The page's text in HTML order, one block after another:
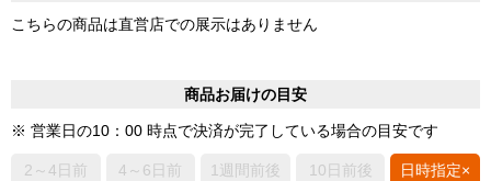
こちらの商品は直営店での展示はありません
商品お届けの目安
※ 営業日の10：00 時点で決済が完了している場合の目安です
2～4日前 4～6日前 1週間前後 10日前後 日時指定×